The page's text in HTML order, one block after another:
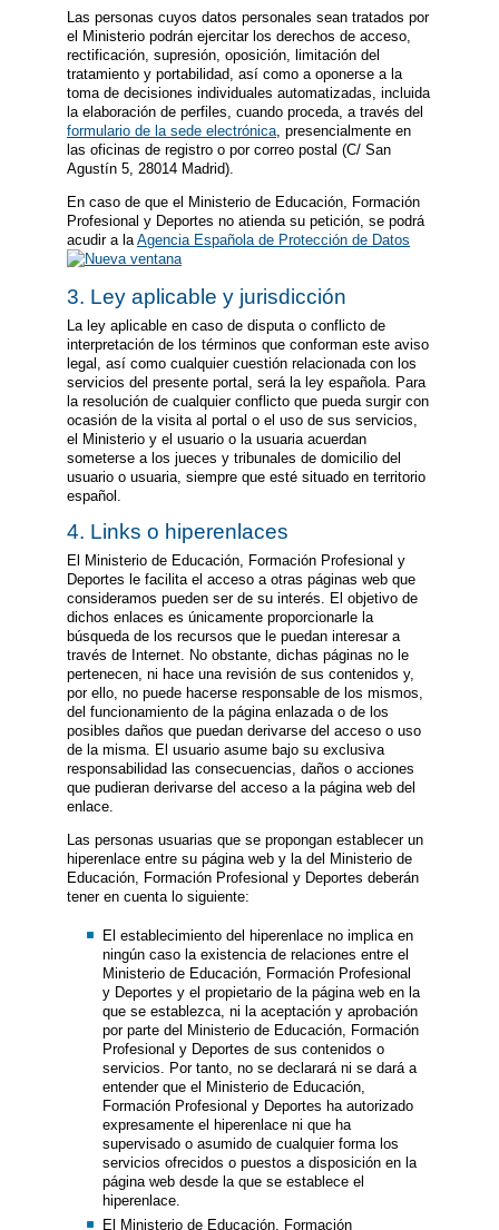
Las personas cuyos datos personales sean tratados por
el Ministerio podrán ejercitar los derechos de acceso,
rectificación, supresión, oposición, limitación del
tratamiento y portabilidad, así como a oponerse a la
toma de decisiones individuales automatizadas, incluida
la elaboración de perfiles, cuando proceda, a través del
formulario de la sede electrónica , presencialmente en
las oficinas de registro o por correo postal (C/ San
Agustín 5, 28014 Madrid).
En caso de que el Ministerio de Educación, Formación
Profesional y Deportes no atienda su petición, se podrá
acudir a la Agencia Española de Protección de Datos
3. Ley aplicable y jurisdicción
La ley aplicable en caso de disputa o conflicto de
interpretación de los términos que conforman este aviso
legal, así como cualquier cuestión relacionada con los
servicios del presente portal, será la ley española. Para
la resolución de cualquier conflicto que pueda surgir con
ocasión de la visita al portal o el uso de sus servicios,
el Ministerio y el usuario o la usuaria acuerdan
someterse a los jueces y tribunales de domicilio del
usuario o usuaria, siempre que esté situado en territorio
español.
4. Links o hiperenlaces
El Ministerio de Educación, Formación Profesional y
Deportes le facilita el acceso a otras páginas web que
consideramos pueden ser de su interés. El objetivo de
dichos enlaces es únicamente proporcionarle la
búsqueda de los recursos que le puedan interesar a
través de Internet. No obstante, dichas páginas no le
pertenecen, ni hace una revisión de sus contenidos y,
por ello, no puede hacerse responsable de los mismos,
del funcionamiento de la página enlazada o de los
posibles daños que puedan derivarse del acceso o uso
de la misma. El usuario asume bajo su exclusiva
responsabilidad las consecuencias, daños o acciones
que pudieran derivarse del acceso a la página web del
enlace.
Las personas usuarias que se propongan establecer un
hiperenlace entre su página web y la del Ministerio de
Educación, Formación Profesional y Deportes deberán
tener en cuenta lo siguiente:
El establecimiento del hiperenlace no implica en
ningún caso la existencia de relaciones entre el
Ministerio de Educación, Formación Profesional
y Deportes y el propietario de la página web en la
que se establezca, ni la aceptación y aprobación
por parte del Ministerio de Educación, Formación
Profesional y Deportes de sus contenidos o
servicios. Por tanto, no se declarará ni se dará a
entender que el Ministerio de Educación,
Formación Profesional y Deportes ha autorizado
expresamente el hiperenlace ni que ha
supervisado o asumido de cualquier forma los
servicios ofrecidos o puestos a disposición en la
página web desde la que se establece el
hiperenlace.
El Ministerio de Educación, Formación